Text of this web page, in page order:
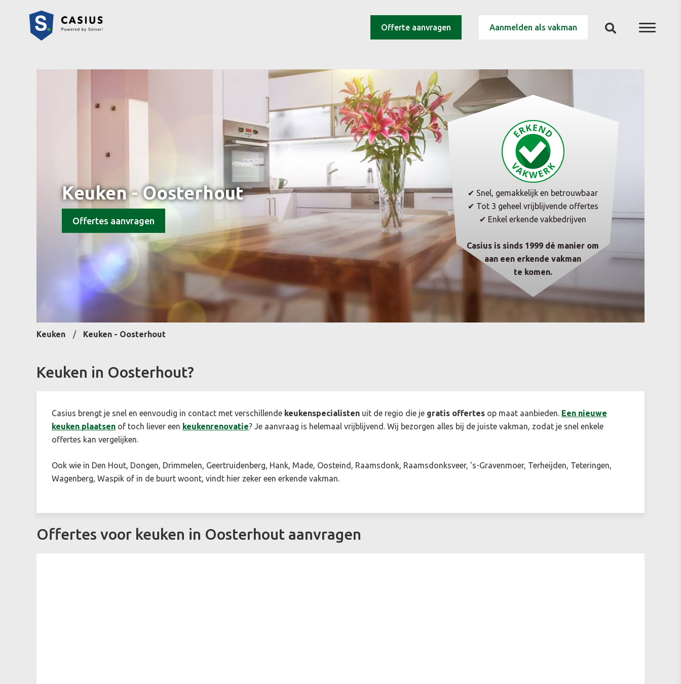
Offerte aanvragen Aanmelden als vakman
Keuken - Oosterhout
Offertes aanvragen
✔ Snel, gemakkelijk en betrouwbaar
✔ Tot 3 geheel vrijblijvende offertes
✔ Enkel erkende vakbedrijven
Casius is sinds 1999 dé manier om
aan een erkende vakman
te komen.
Keuken Keuken - Oosterhout
Keuken in Oosterhout?
Casius brengt je snel en eenvoudig in contact met verschillende keukenspecialisten uit de regio die je gratis offertes op maat aanbieden. Een nieuwe
keuken plaatsen of toch liever een keukenrenovatie? Je aanvraag is helemaal vrijblijvend. Wij bezorgen alles bij de juiste vakman, zodat je snel enkele
offertes kan vergelijken.
Ook wie in Den Hout, Dongen, Drimmelen, Geertruidenberg, Hank, Made, Oosteind, Raamsdonk, Raamsdonksveer, 's-Gravenmoer, Terheijden, Teteringen,
Wagenberg, Waspik of in de buurt woont, vindt hier zeker een erkende vakman.
Offertes voor keuken in Oosterhout aanvragen